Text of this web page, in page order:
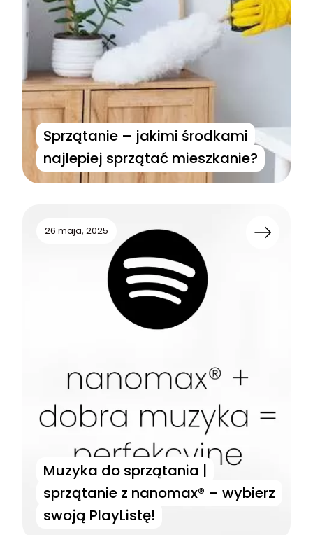
Sprzątanie – jakimi środkami
najlepiej sprzątać mieszkanie?
26 maja, 2025
Muzyka do sprzątania |
sprzątanie z nanomax® – wybierz
swoją PlayListę!